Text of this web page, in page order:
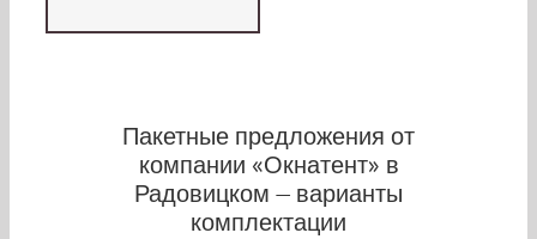
Пакетные предложения от
компании «Окнатент» в
Радовицком — варианты
комплектации